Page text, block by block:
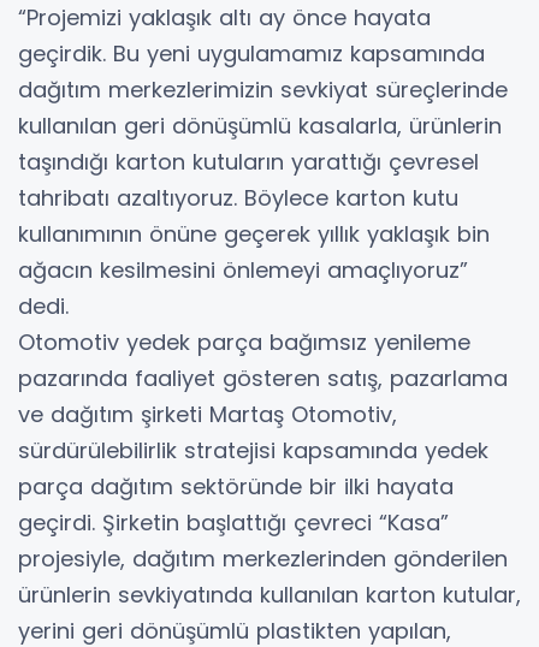
“Projemizi yaklaşık altı ay önce hayata
geçirdik. Bu yeni uygulamamız kapsamında
dağıtım merkezlerimizin sevkiyat süreçlerinde
kullanılan geri dönüşümlü kasalarla, ürünlerin
taşındığı karton kutuların yarattığı çevresel
tahribatı azaltıyoruz. Böylece karton kutu
kullanımının önüne geçerek yıllık yaklaşık bin
ağacın kesilmesini önlemeyi amaçlıyoruz”
dedi.
Otomotiv yedek parça bağımsız yenileme
pazarında faaliyet gösteren satış, pazarlama
ve dağıtım şirketi Martaş Otomotiv,
sürdürülebilirlik stratejisi kapsamında yedek
parça dağıtım sektöründe bir ilki hayata
geçirdi. Şirketin başlattığı çevreci “Kasa”
projesiyle, dağıtım merkezlerinden gönderilen
ürünlerin sevkiyatında kullanılan karton kutular,
yerini geri dönüşümlü plastikten yapılan,